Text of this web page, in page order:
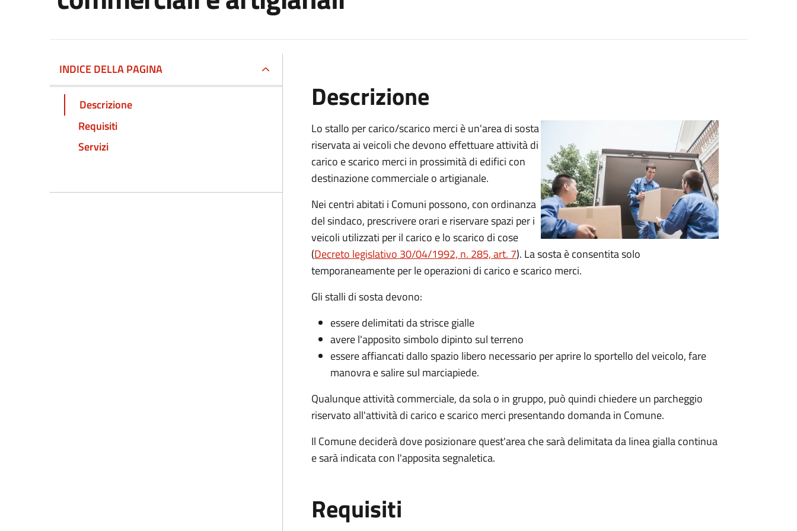
INDICE DELLA PAGINA
Descrizione
Requisiti
Servizi
Descrizione
Lo stallo per carico/scarico merci è un'area di sosta
riservata ai veicoli che devono effettuare attività di
carico e scarico merci in prossimità di edifici con
destinazione commerciale o artigianale.
Nei centri abitati i Comuni possono, con ordinanza
del sindaco, prescrivere orari e riservare spazi per i
veicoli utilizzati per il carico e lo scarico di cose
(Decreto legislativo 30/04/1992, n. 285, art. 7). La sosta è consentita solo
temporaneamente per le operazioni di carico e scarico merci.
Gli stalli di sosta devono:
essere delimitati da strisce gialle
avere l'apposito simbolo dipinto sul terreno
essere affiancati dallo spazio libero necessario per aprire lo sportello del veicolo, fare
manovra e salire sul marciapiede.
Qualunque attività commerciale, da sola o in gruppo, può quindi chiedere un parcheggio
riservato all'attività di carico e scarico merci presentando domanda in Comune.
Il Comune deciderà dove posizionare quest'area che sarà delimitata da linea gialla continua
e sarà indicata con l'apposita segnaletica.
Requisiti